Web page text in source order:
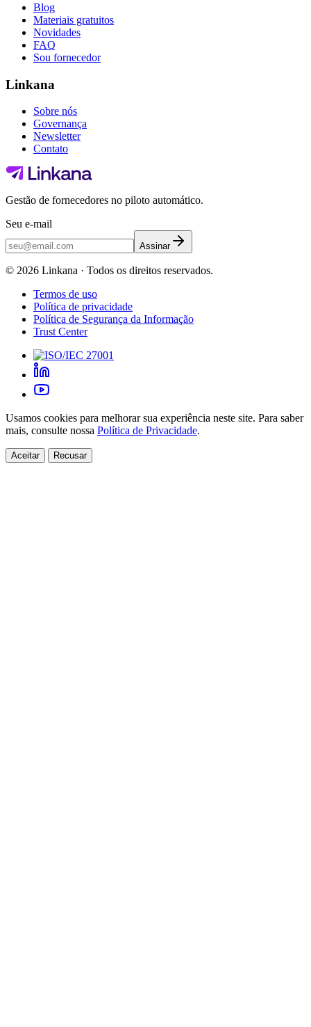
Blog
Materiais gratuitos
Novidades
FAQ
Sou fornecedor
Linkana
Sobre nós
Governança
Newsletter
Contato
Gestão de fornecedores no piloto automático.
Seu e-mail
Assinar
© 2026 Linkana · Todos os direitos reservados.
Termos de uso
Política de privacidade
Política de Segurança da Informação
Trust Center
Usamos cookies para melhorar sua experiência neste site. Para saber
mais, consulte nossa Política de Privacidade.
Aceitar Recusar